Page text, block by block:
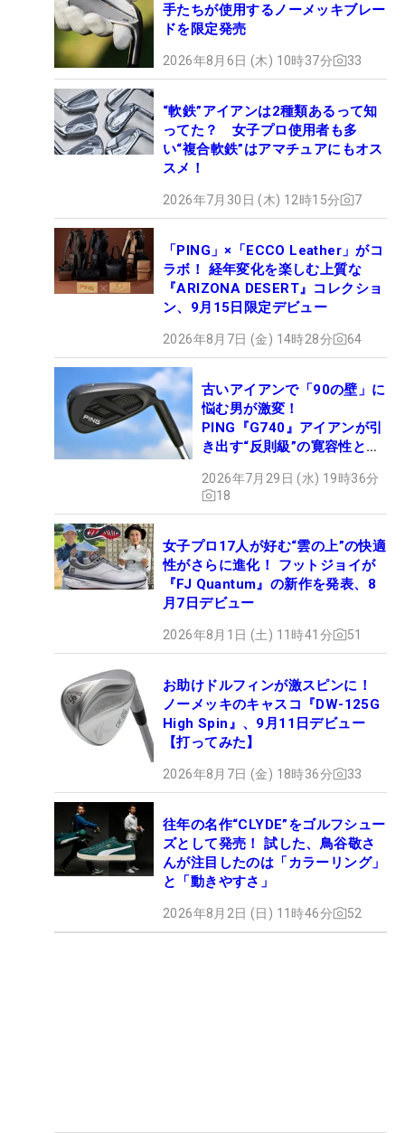
手たちが使用するノーメッキブレー
ドを限定発売
2026年8月6日 (木) 10時37分 33
“軟鉄”アイアンは2種類あるって知
ってた？ 女子プロ使用者も多
い“複合軟鉄”はアマチュアにもオス
スメ！
2026年7月30日 (木) 12時15分 7
「PING」×「ECCO Leather」がコ
ラボ！ 経年変化を楽しむ上質な
『ARIZONA DESERT』コレクショ
ン、9月15日限定デビュー
2026年8月7日 (金) 14時28分 64
古いアイアンで「90の壁」に
悩む男が激変！
PING『G740』アイアンが引
き出す“反則級”の寛容性と飛
2026年7月29日 (水) 19時36分
18
女子プロ17人が好む“雲の上”の快適
性がさらに進化！ フットジョイが
『FJ Quantum』の新作を発表、8
月7日デビュー
2026年8月1日 (土) 11時41分 51
お助けドルフィンが激スピンに！
ノーメッキのキャスコ『DW-125G
High Spin』、9月11日デビュー
【打ってみた】
2026年8月7日 (金) 18時36分 33
往年の名作“CLYDE”をゴルフシュー
ズとして発売！ 試した、鳥谷敬さ
んが注目したのは「カラーリング」
と「動きやすさ」
2026年8月2日 (日) 11時46分 52